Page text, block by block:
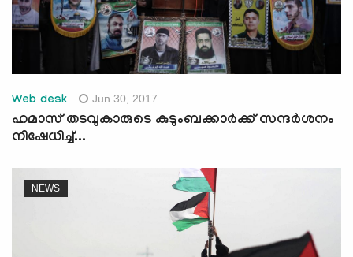
Web desk Jun 30, 2017
ഹമാസ് തടവുകാരുടെ കുടുംബക്കാര്‍ക്ക് സന്ദര്‍ശനം
നിഷേധിച്ച്...
NEWS